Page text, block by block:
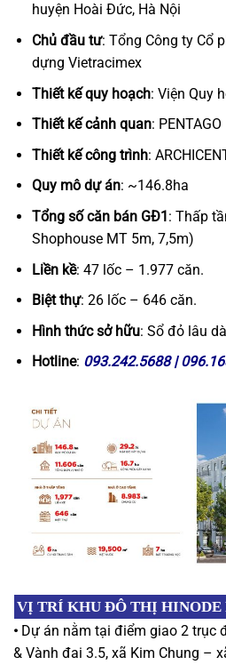
huyện Hoài Đức, Hà Nội
Chủ đầu tư: Tổng Công ty Cổ
dựng Vietracimex
Thiết kế quy hoạch: Viện Quy
Thiết kế cảnh quan: PENTAGO
Thiết kế công trình:
Quy mô dự án: ~146.8ha
Tổng số căn bán GĐ1: Thấp
Shophouse MT 5m, 7,5m)
Liền kề: 47 lốc – 1.977 căn.
Biệt thự: 26 lốc – 646 căn.
Hình thức sở hữu: Sổ đỏ lâu
Hotline: 093.242.5688 |
VỊ TRÍ KHU ĐÔ THỊ HINODE
• Dự án nằm tại điểm giao 2 trục
& Vành đai 3.5, xã Kim Chung –